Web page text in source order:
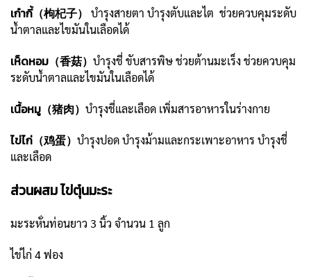
เก๋ากี้（枸杞子）
บำรุงสายตา บำรุงตับและไต ช่วยควบคุมระดับ
น้ำตาลและไขมันในเลือดได้
เห็ดหอม（香菇） บำรุงชี่ ขับสารพิษ ช่วยต้านมะเร็ง ช่วยควบคุม
ระดับน้ำตาลและไขมันในเลือดได้
เนื้อหมู（猪肉） บำรุงชี่และเลือด เพิ่มสารอาหารในร่างกาย
ไข่ไก่（鸡蛋） บำรุงปอด บำรุงม้ามและกระเพาะอาหาร บำรุงชี่
และเลือด
ส่วนผสม ไข่ตุ๋นมะระ
มะระหั่นท่อนยาว 3 นิ้ว จำนวน 1 ลูก
ไข่ไก่ 4 ฟอง